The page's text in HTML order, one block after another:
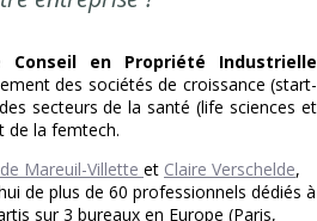
Conseil en Propriété Industrielle
des sociétés de croissance (start-
secteurs de la santé (life sciences et
de la femtech.
Mareuil-Villette et Claire Verschelde,
de plus de 60 professionnels dédiés à
sur 3 bureaux en Europe (Paris,